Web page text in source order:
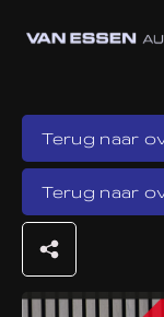
Terug naar
Terug naar